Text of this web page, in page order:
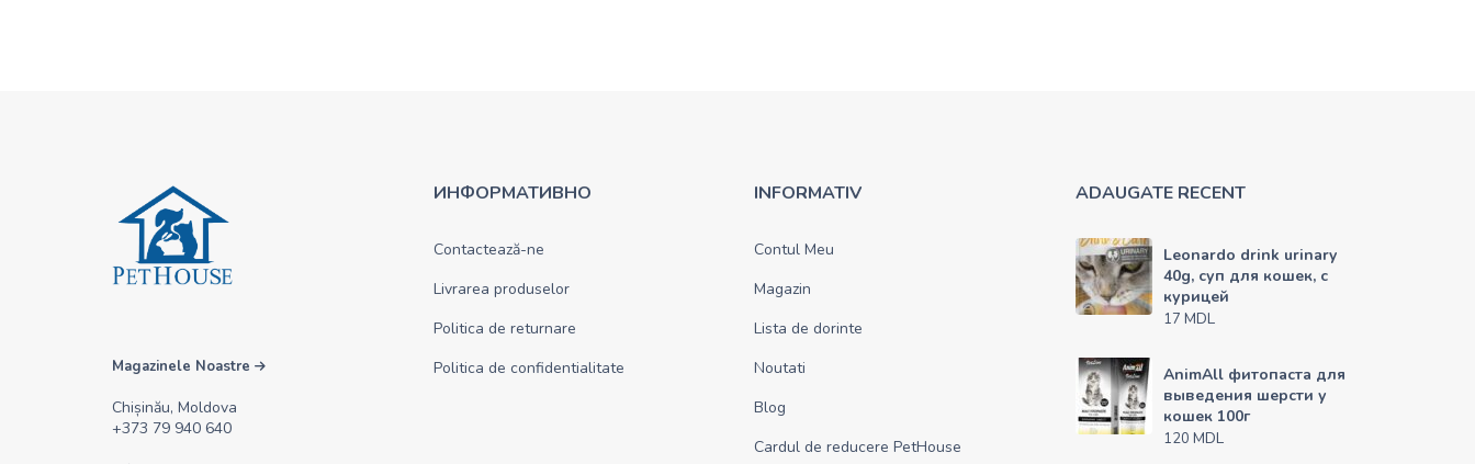
Magazinele Noastre
Chișinău, Moldova
+373 79 940 640
ИНФОРМАТИВНО
Contactează-ne
Livrarea produselor
Politica de returnare
Politica de confidentialitate
INFORMATIV
Contul Meu
Magazin
Lista de dorinte
Noutati
Blog
Cardul de reducere PetHouse
ADAUGATE RECENT
Leonardo drink urinary
40g, суп для кошек, с
курицей
17 MDL
AnimAll фитопаста для
выведения шерсти у
кошек 100г
120 MDL